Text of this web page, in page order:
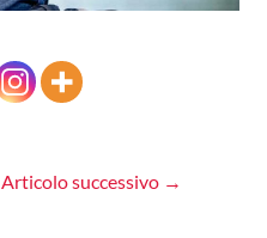
Articolo successivo →